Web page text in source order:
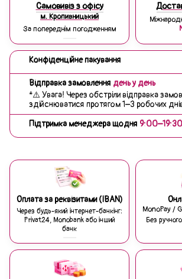
Самовивіз з офісу
м. Кропивницький
За попереднім погодженням
Конфіденційне пакування
Відправка замовлення день у день
*⚠️ Увага! Через обстріли відправка
здійснюватися протягом 1–3 робочих
Підтримка менеджера щодня 9:00–19:30
Оплата за реквізитами (IBAN)
Через будь-який інтернет-банкінг:
Privat24, Monobank або інший
банк
MonoPay /
Без